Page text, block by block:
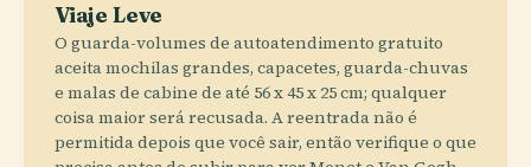
Viaje Leve
O guarda-volumes de autoatendimento gratuito
aceita mochilas grandes, capacetes, guarda-chuvas
e malas de cabine de até 56 x 45 x 25 cm; qualquer
coisa maior será recusada. A reentrada não é
permitida depois que você sair, então verifique o que